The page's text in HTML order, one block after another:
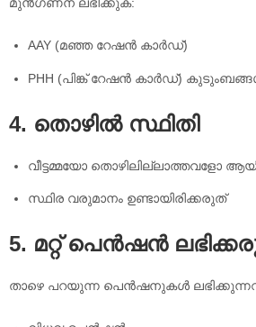
മുൻഗണന ലഭിക്കുക:
AAY (മഞ്ഞ റേഷൻ കാർഡ്)
PHH (പിങ്ക് റേഷൻ കാർഡ്)
4. തൊഴിൽ സ്ഥിതി
വീട്ടമ്മയോ തൊഴിലില്ലാത്തവളോ
സ്ഥിര വരുമാനം ഉണ്ടായിരിക്കരുത്
5. മറ്റ് പെൻഷൻ
താഴെ പറയുന്ന പെൻഷനുകൾ